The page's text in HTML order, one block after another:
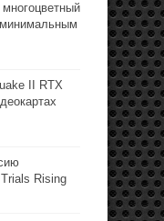
II RTX
Rising